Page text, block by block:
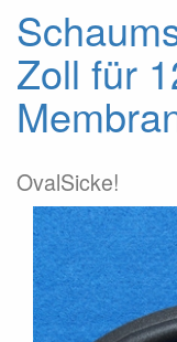
Zoll für
OvalSicke!